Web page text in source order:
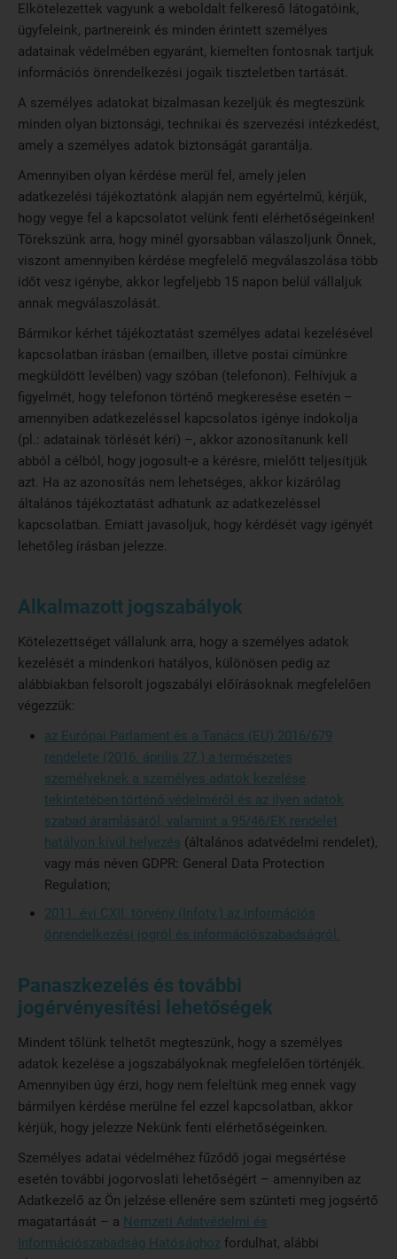
Elkötelezettek vagyunk a weboldalt felkereső látogatóink,
ügyfeleink, partnereink és minden érintett személyes
adatainak védelmében egyaránt, kiemelten fontosnak tartjuk
információs önrendelkezési jogaik tiszteletben tartását.
A személyes adatokat bizalmasan kezeljük és megteszünk
minden olyan biztonsági, technikai és szervezési intézkedést,
amely a személyes adatok biztonságát garantálja.
Amennyiben olyan kérdése merül fel, amely jelen
adatkezelési tájékoztatónk alapján nem egyértelmű, kérjük,
hogy vegye fel a kapcsolatot velünk fenti elérhetőségeinken!
Törekszünk arra, hogy minél gyorsabban válaszoljunk Önnek,
viszont amennyiben kérdése megfelelő megválaszolása több
időt vesz igénybe, akkor legfeljebb 15 napon belül vállaljuk
annak megválaszolását.
Bármikor kérhet tájékoztatást személyes adatai kezelésével
kapcsolatban írásban (emailben, illetve postai címünkre
megküldött levélben) vagy szóban (telefonon). Felhívjuk a
figyelmét, hogy telefonon történő megkeresése esetén –
amennyiben adatkezeléssel kapcsolatos igénye indokolja
(pl.: adatainak törlését kéri) –, akkor azonosítanunk kell
abból a célból, hogy jogosult-e a kérésre, mielőtt teljesítjük
azt. Ha az azonosítás nem lehetséges, akkor kizárólag
általános tájékoztatást adhatunk az adatkezeléssel
kapcsolatban. Emiatt javasoljuk, hogy kérdését vagy igényét
lehetőleg írásban jelezze.
Alkalmazott jogszabályok
Kötelezettséget vállalunk arra, hogy a személyes adatok
kezelését a mindenkori hatályos, különösen pedig az
alábbiakban felsorolt jogszabályi előírásoknak megfelelően
végezzük:
az Európai Parlament és a Tanács (EU) 2016/679
rendelete (2016. április 27.) a természetes
személyeknek a személyes adatok kezelése
tekintetében történő védelméről és az ilyen adatok
szabad áramlásáról, valamint a 95/46/EK rendelet
hatályon kívül helyezés (általános adatvédelmi rendelet),
vagy más néven GDPR: General Data Protection
Regulation;
2011. évi CXII. törvény (Infotv.) az információs
önrendelkezési jogról és információszabadságról.
Panaszkezelés és további
jogérvényesítési lehetőségek
Mindent tőlünk telhetőt megteszünk, hogy a személyes
adatok kezelése a jogszabályoknak megfelelően történjék.
Amennyiben úgy érzi, hogy nem feleltünk meg ennek vagy
bármilyen kérdése merülne fel ezzel kapcsolatban, akkor
kérjük, hogy jelezze Nekünk fenti elérhetőségeinken.
Személyes adatai védelméhez fűződő jogai megsértése
esetén további jogorvoslati lehetőségért – amennyiben az
Adatkezelő az Ön jelzése ellenére sem szünteti meg jogsértő
magatartását – a Nemzeti Adatvédelmi és
Információszabadság Hatósághoz fordulhat, alábbi